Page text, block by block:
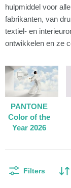
hulpmiddel voor
fabrikanten, van
textiel- en
ontwikkelen en ze
PANTONE
Color of the
Year 2026
Filters